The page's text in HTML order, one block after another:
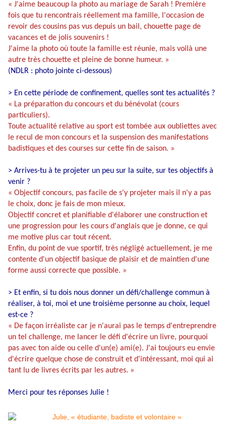
« J'aime beaucoup la photo au mariage de Sarah ! Première
fois que tu rencontrais réellement ma famille, l'occasion de
revoir des cousins pas vus depuis un bail, chouette page de
vacances et de jolis souvenirs !
J'aime la photo où toute la famille est réunie, mais voilà une
autre très chouette et pleine de bonne humeur. »
(NDLR : photo jointe ci-dessous)
> En cette période de confinement, quelles sont tes actualités ?
« La préparation du concours et du bénévolat (cours
particuliers).
Toute actualité relative au sport est tombée aux oubliettes avec
le recul de mon concours et la suspension des manifestations
badistiques et des courses sur cette fin de saison. »
> Arrives-tu à te projeter un peu sur la suite, sur tes objectifs à
venir ?
« Objectif concours, pas facile de s'y projeter mais il n'y a pas
le choix, donc je fais de mon mieux.
Objectif concret et planifiable d'élaborer une construction et
une progression pour les cours d'anglais que je donne, ce qui
me motive plus car tout récent.
Enfin, du point de vue sportif, très négligé actuellement, je me
contente d'un objectif basique de plaisir et de maintien d'une
forme aussi correcte que possible. »
> Et enfin, si tu dois nous donner un défi/challenge commun à
réaliser, à toi, moi et une troisième personne au choix, lequel
est-ce ?
« De façon irréaliste car je n'aurai pas le temps d'entreprendre
un tel challenge, me lancer le défi d'écrire un livre, pourquoi
pas avec ton aide ou celle d'un(e) ami(e). J'ai toujours eu envie
d'écrire quelque chose de construit et d'intéressant, moi qui ai
tant lu de livres écrits par les autres. »
Merci pour tes réponses Julie !